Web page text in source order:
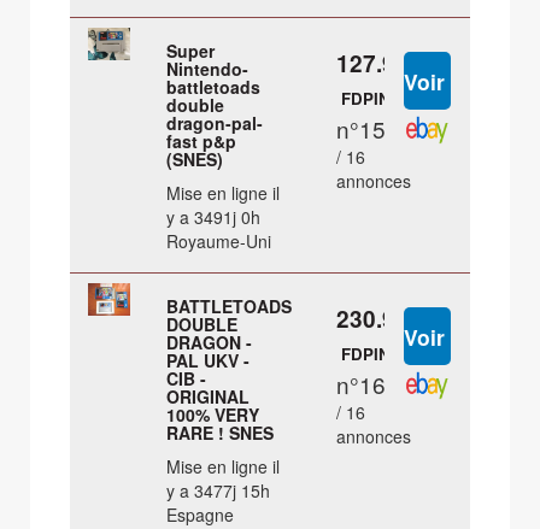
Super
Nintendo-
battletoads
double
dragon-pal-
fast p&p
(SNES)
Mise en ligne il
y a 3491j 0h
Royaume-Uni
127.94 €
FDPIN
n°15
/ 16
annonces
BATTLETOADS
DOUBLE
DRAGON -
PAL UKV -
CIB -
ORIGINAL
100% VERY
RARE ! SNES
Mise en ligne il
y a 3477j 15h
Espagne
230.95 €
FDPIN
n°16
/ 16
annonces